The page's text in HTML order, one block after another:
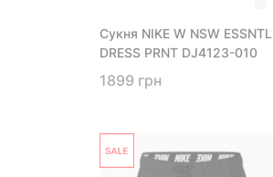
Сукня NIKE W NSW ESSNTL
DRESS PRNT DJ4123-010
1899 грн